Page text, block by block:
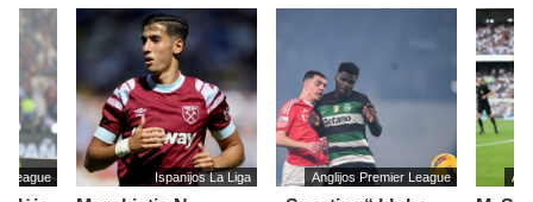
League Ispanijos La Liga Anglijos Premier League